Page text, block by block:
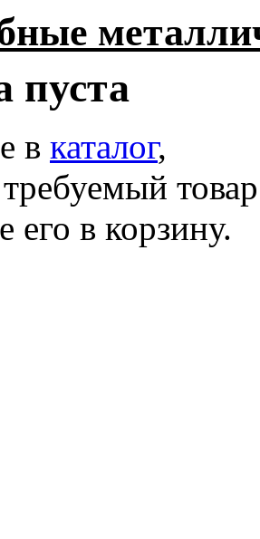
пуста
в каталог,
товар
его в корзину.